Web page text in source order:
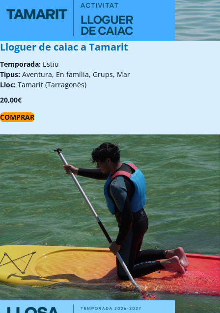
Lloguer de caiac a Tamarit
Temporada: Estiu
Tipus: Aventura, En família, Grups, Mar
Lloc: Tamarit (Tarragonès)
20,00€
COMPRAR